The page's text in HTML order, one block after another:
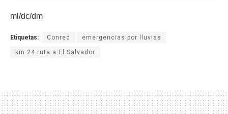
ml/dc/dm
Etiquetas: Conred emergencias por lluvias
km 24 ruta a El Salvador